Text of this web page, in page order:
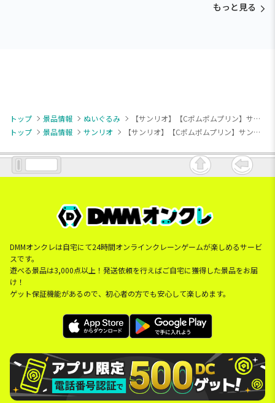
もっと見る
トップ 景品情報 ぬいぐるみ
【サンリオ】【Cポムポムプリン】サンリオキャラクターズ にゃんぐるみBIGぬいぐるみ～チャーミーキティ・シナモロール・ポムポムプリン～
トップ
景品情報 サンリオ 【サンリオ】【Cポムポムプリン】サンリオキャラクターズ にゃんぐるみBIGぬいぐるみ～チャーミーキティ・シナモロール・ポムポムプリン～
DMMオンクレは自宅にて24時間オンラインクレーンゲームが楽しめるサービ
スです。
遊べる景品は3,000点以上！発送依頼を行えばご自宅に獲得した景品をお届
け！
ゲット保証機能があるので、初心者の方でも安心して楽しめます。